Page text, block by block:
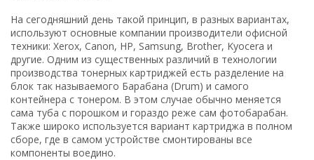
На сегодняшний день такой принцип, в разных вариантах,
используют основные компании производители офисной
техники: Xerox, Canon, HP, Samsung, Brother, Kyocera и
другие. Одним из существенных различий в технологии
производства тонерных картриджей есть разделение на
блок так называемого Барабана (Drum) и самого
контейнера с тонером. В этом случае обычно меняется
сама туба с порошком и гораздо реже сам фотобарабан.
Также широко используется вариант картриджа в полном
сборе, где в самом устройстве смонтированы все
компоненты воедино.